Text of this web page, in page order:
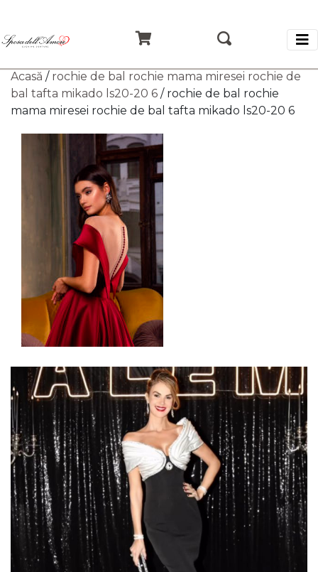
Acasă / rochie de bal rochie mama miresei rochie de
bal tafta mikado ls20-20 6 / rochie de bal rochie
mama miresei rochie de bal tafta mikado ls20-20 6